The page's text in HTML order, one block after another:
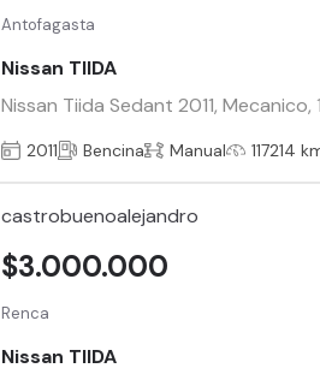
Antofagasta
Nissan TIIDA
Nissan Tiida Sedant 2011,
2011 Bencina Manual 117214
castrobuenoalejandro
Renca
Nissan TIIDA
$3.000.000